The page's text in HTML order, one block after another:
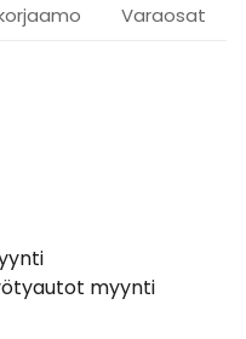
Varaosat
myynti